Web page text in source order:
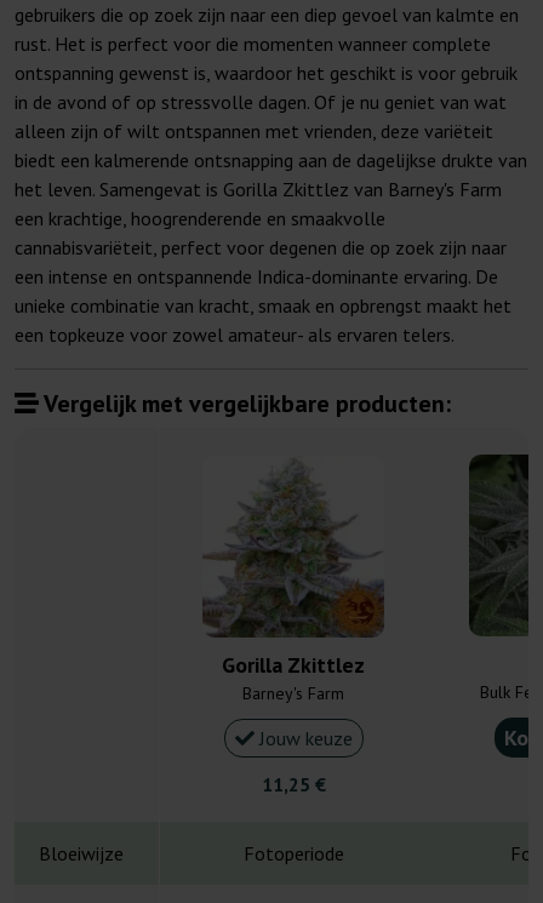
gebruikers die op zoek zijn naar een diep gevoel van kalmte en
rust. Het is perfect voor die momenten wanneer complete
ontspanning gewenst is, waardoor het geschikt is voor gebruik
in de avond of op stressvolle dagen. Of je nu geniet van wat
alleen zijn of wilt ontspannen met vrienden, deze variëteit
biedt een kalmerende ontsnapping aan de dagelijkse drukte van
het leven. Samengevat is Gorilla Zkittlez van Barney's Farm
een krachtige, hoogrenderende en smaakvolle
cannabisvariëteit, perfect voor degenen die op zoek zijn naar
een intense en ontspannende Indica-dominante ervaring. De
unieke combinatie van kracht, smaak en opbrengst maakt het
een topkeuze voor zowel amateur- als ervaren telers.
Vergelijk met vergelijkbare producten:
Gorilla Zkittlez
Barney's Farm
Jouw keuze
11,25 €
Bulk
Bloeiwijze Fotoperiode